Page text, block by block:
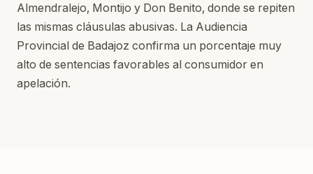
Almendralejo, Montijo y Don Benito, donde se repiten
las mismas cláusulas abusivas. La Audiencia
Provincial de Badajoz confirma un porcentaje muy
alto de sentencias favorables al consumidor en
apelación.